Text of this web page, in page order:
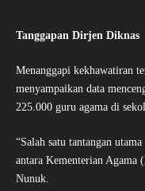
Tanggapan Dirjen Diknas
Menanggapi kekhawatiran
menyampaikan data
225.000 guru agama di
“Salah satu tantangan
antara Kementerian Agama
Nunuk.